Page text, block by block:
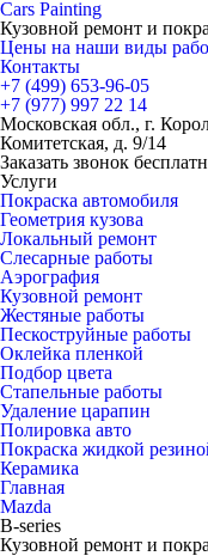
Cars Painting
Кузовной ремонт и
Цены на наши виды
Контакты
+7 (499) 653-96-05
+7 (977) 997 22 14
Московская обл., г.
Комитетская, д. 9/14
Заказать звонок
Услуги
Покраска автомобиля
Геометрия кузова
Локальный ремонт
Слесарные работы
Аэрография
Кузовной ремонт
Жестяные работы
Пескоструйные работы
Оклейка пленкой
Подбор цвета
Стапельные работы
Удаление царапин
Полировка авто
Покраска жидкой
Керамика
Главная
Mazda
B-series
Кузовной ремонт и